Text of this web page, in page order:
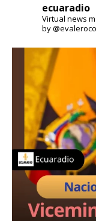
ecuaradio
Virtual news
by